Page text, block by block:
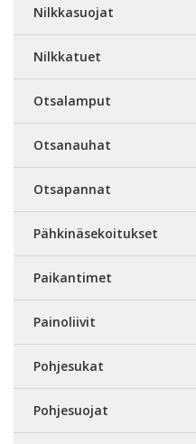
Nilkkasuojat
Nilkkatuet
Otsalamput
Otsanauhat
Otsapannat
Pähkinäsekoitukset
Paikantimet
Painoliivit
Pohjesukat
Pohjesuojat